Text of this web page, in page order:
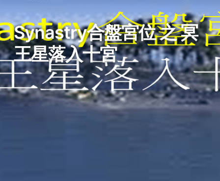
Synastry合盤宮位 之 冥
王星落入十宮